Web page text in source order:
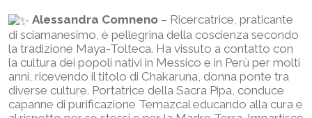
Alessandra Comneno – Ricercatrice, praticante
di sciamanesimo, è pellegrina della coscienza secondo
la tradizione Maya-Tolteca. Ha vissuto a contatto con
la cultura dei popoli nativi in Messico e in Perù per molti
anni, ricevendo il titolo di Chakaruna, donna ponte tra
diverse culture. Portatrice della Sacra Pipa, conduce
capanne di purificazione Temazcal educando alla cura e